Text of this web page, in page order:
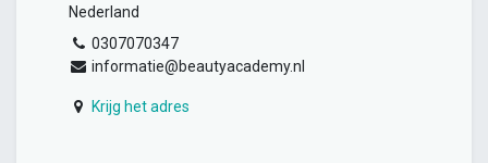
Nederland
0307070347
informatie@beautyacademy.nl
Krijg het adres